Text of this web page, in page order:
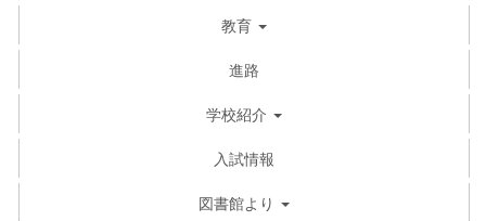
教育
進路
学校紹介
入試情報
図書館より